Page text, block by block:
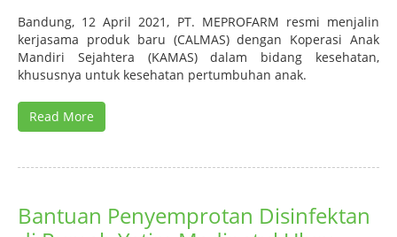
Bandung, 12 April 2021, PT. MEPROFARM resmi menjalin
kerjasama produk baru (CALMAS) dengan Koperasi Anak
Mandiri Sejahtera (KAMAS) dalam bidang kesehatan,
khususnya untuk kesehatan pertumbuhan anak.
Read More
Bantuan Penyemprotan Disinfektan